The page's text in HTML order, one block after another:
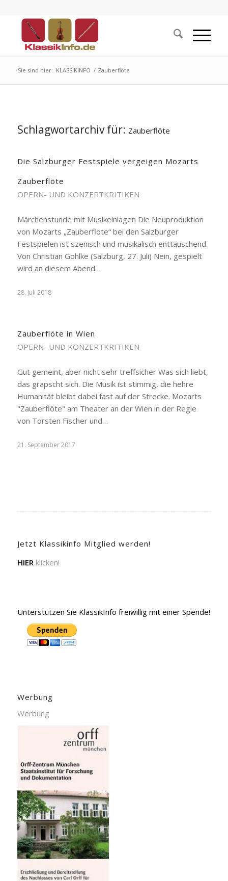
Sie sind hier: KLASSIKINFO / Zauberflöte
Schlagwortarchiv für: Zauberflöte
Die Salzburger Festspiele vergeigen Mozarts
Zauberflöte
OPERN- UND KONZERTKRITIKEN
Märchenstunde mit Musikeinlagen Die Neuproduktion
von Mozarts „Zauberflöte“ bei den Salzburger
Festspielen ist szenisch und musikalisch enttäuschend
Von Christian Gohlke (Salzburg, 27. Juli) Nein, gespielt
wird an diesem Abend…
28. Juli 2018
Zauberflöte in Wien
OPERN- UND KONZERTKRITIKEN
Gut gemeint, aber nicht sehr treffsicher Was sich liebt,
das grapscht sich. Die Musik ist stimmig, die hehre
Humanität bleibt dabei fast auf der Strecke. Mozarts
"Zauberflöte" am Theater an der Wien in der Regie
von Torsten Fischer und…
21. September 2017
Jetzt Klassikinfo Mitglied werden!
HIER klicken!
Unterstützen Sie KlassikInfo freiwillig mit einer Spende!
Werbung
Werbung